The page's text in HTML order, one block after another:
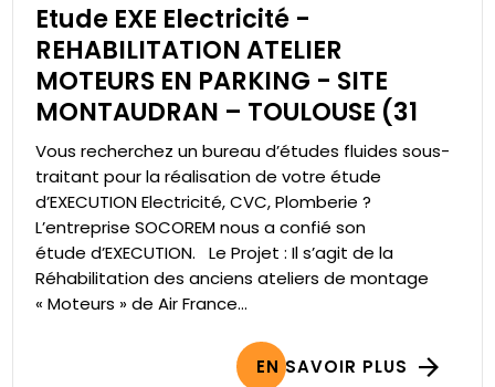
Etude EXE Electricité -
REHABILITATION ATELIER
MOTEURS EN PARKING - SITE
MONTAUDRAN – TOULOUSE (31
Vous recherchez un bureau d’études fluides sous-
traitant pour la réalisation de votre étude
d’EXECUTION Electricité, CVC, Plomberie ?
L’entreprise SOCOREM nous a confié son
étude d’EXECUTION. Le Projet : Il s’agit de la
Réhabilitation des anciens ateliers de montage
« Moteurs » de Air France...
EN SAVOIR PLUS